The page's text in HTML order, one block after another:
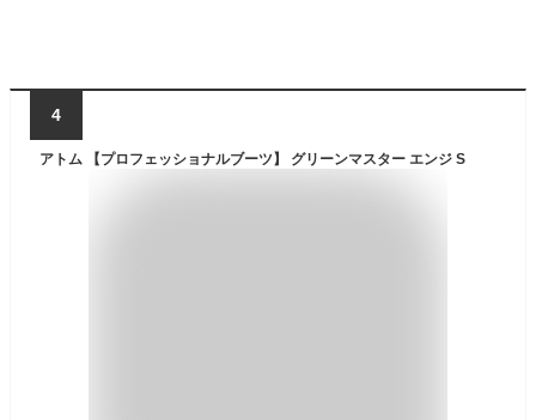
4
アトム 【プロフェッショナルブーツ】 グリーンマスター エンジ S